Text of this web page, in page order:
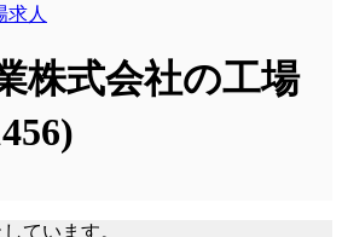
求人
株式会社の工場
ています。